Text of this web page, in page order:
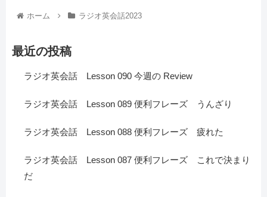
ホーム ラジオ英会話2023
最近の投稿
ラジオ英会話 Lesson 090 今週の Review
ラジオ英会話 Lesson 089 便利フレーズ うんざり
ラジオ英会話 Lesson 088 便利フレーズ 疲れた
ラジオ英会話 Lesson 087 便利フレーズ これで決まり
だ